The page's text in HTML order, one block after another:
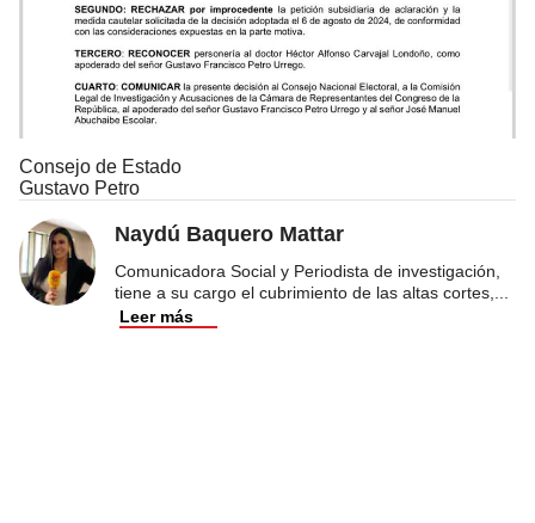
Consejo de Estado
Gustavo Petro
Naydú Baquero Mattar
Comunicadora Social y Periodista de investigación,
tiene a su cargo el cubrimiento de las altas cortes,
Leer más